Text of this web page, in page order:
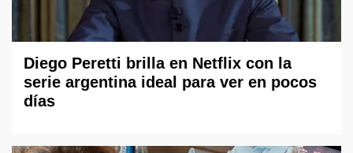
Diego Peretti brilla en Netflix con la
serie argentina ideal para ver en pocos
días